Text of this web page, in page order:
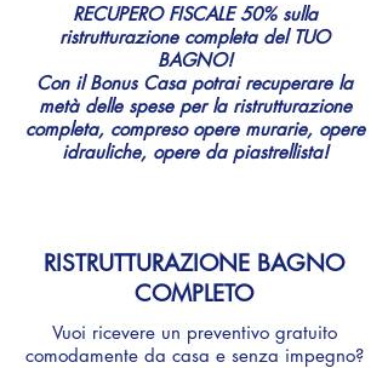
RECUPERO FISCALE 50% sulla
ristrutturazione completa del TUO
BAGNO!
Con il Bonus Casa potrai recuperare la
metà delle spese per la ristrutturazione
completa, compreso opere murarie, opere
idrauliche, opere da piastrellista!
RISTRUTTURAZIONE BAGNO
COMPLETO
Vuoi ricevere un preventivo gratuito
comodamente da casa e senza impegno?